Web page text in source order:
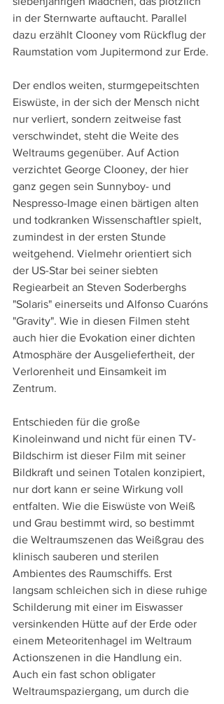
in der Sternwarte auftaucht. Parallel
dazu erzählt Clooney vom Rückflug der
Raumstation vom Jupitermond zur Erde.
Der endlos weiten, sturmgepeitschten
Eiswüste, in der sich der Mensch nicht
nur verliert, sondern zeitweise fast
verschwindet, steht die Weite des
Weltraums gegenüber. Auf Action
verzichtet George Clooney, der hier
ganz gegen sein Sunnyboy- und
Nespresso-Image einen bärtigen alten
und todkranken Wissenschaftler spielt,
zumindest in der ersten Stunde
weitgehend. Vielmehr orientiert sich
der US-Star bei seiner siebten
Regiearbeit an Steven Soderberghs
"Solaris" einerseits und Alfonso Cuaróns
"Gravity". Wie in diesen Filmen steht
auch hier die Evokation einer dichten
Atmosphäre der Ausgeliefertheit, der
Verlorenheit und Einsamkeit im
Zentrum.
Entschieden für die große
Kinoleinwand und nicht für einen TV-
Bildschirm ist dieser Film mit seiner
Bildkraft und seinen Totalen konzipiert,
nur dort kann er seine Wirkung voll
entfalten. Wie die Eiswüste von Weiß
und Grau bestimmt wird, so bestimmt
die Weltraumszenen das Weißgrau des
klinisch sauberen und sterilen
Ambientes des Raumschiffs. Erst
langsam schleichen sich in diese ruhige
Schilderung mit einer im Eiswasser
versinkenden Hütte auf der Erde oder
einem Meteoritenhagel im Weltraum
Actionszenen in die Handlung ein.
Auch ein fast schon obligater
Weltraumspaziergang, um durch die